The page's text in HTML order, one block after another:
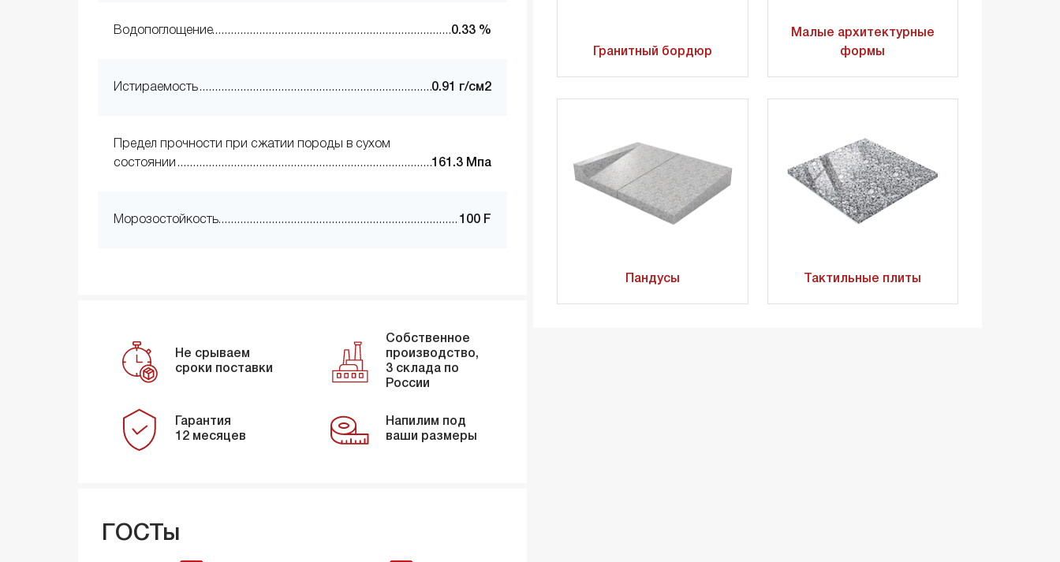
Гранитный бордюр
Малые архитектурные
формы
Пандусы Тактильные плиты
Водопоглощение 0.33 %
Истираемость 0.91 г/см2
Предел прочности при сжатии породы в сухом
состоянии
161.3 Мпа
Морозостойкость 100 F
Не срываем
сроки поставки
Собственное
производство,
3 склада по
России
Гарантия
12 месяцев
Напилим под
ваши размеры
ГОСТы